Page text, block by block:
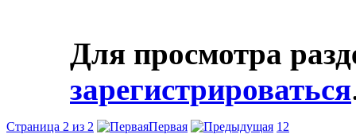
Для просмотра
зарегистрироваться
Страница 2 из 2 Первая 1 2